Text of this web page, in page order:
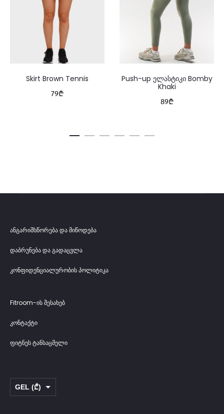
Skirt Brown Tennis
79₾
Push-up ელასტიკი Bomby
Khaki
89₾
ანგარიშსწორება და მიწოდება
დაბრუნება და გადაცვლა
კონფიდენციალურობის პოლიტიკა
Fitroom-ის შესახებ
კონტაქტი
ფიტნეს ტანსაცმელი
GEL (₾)